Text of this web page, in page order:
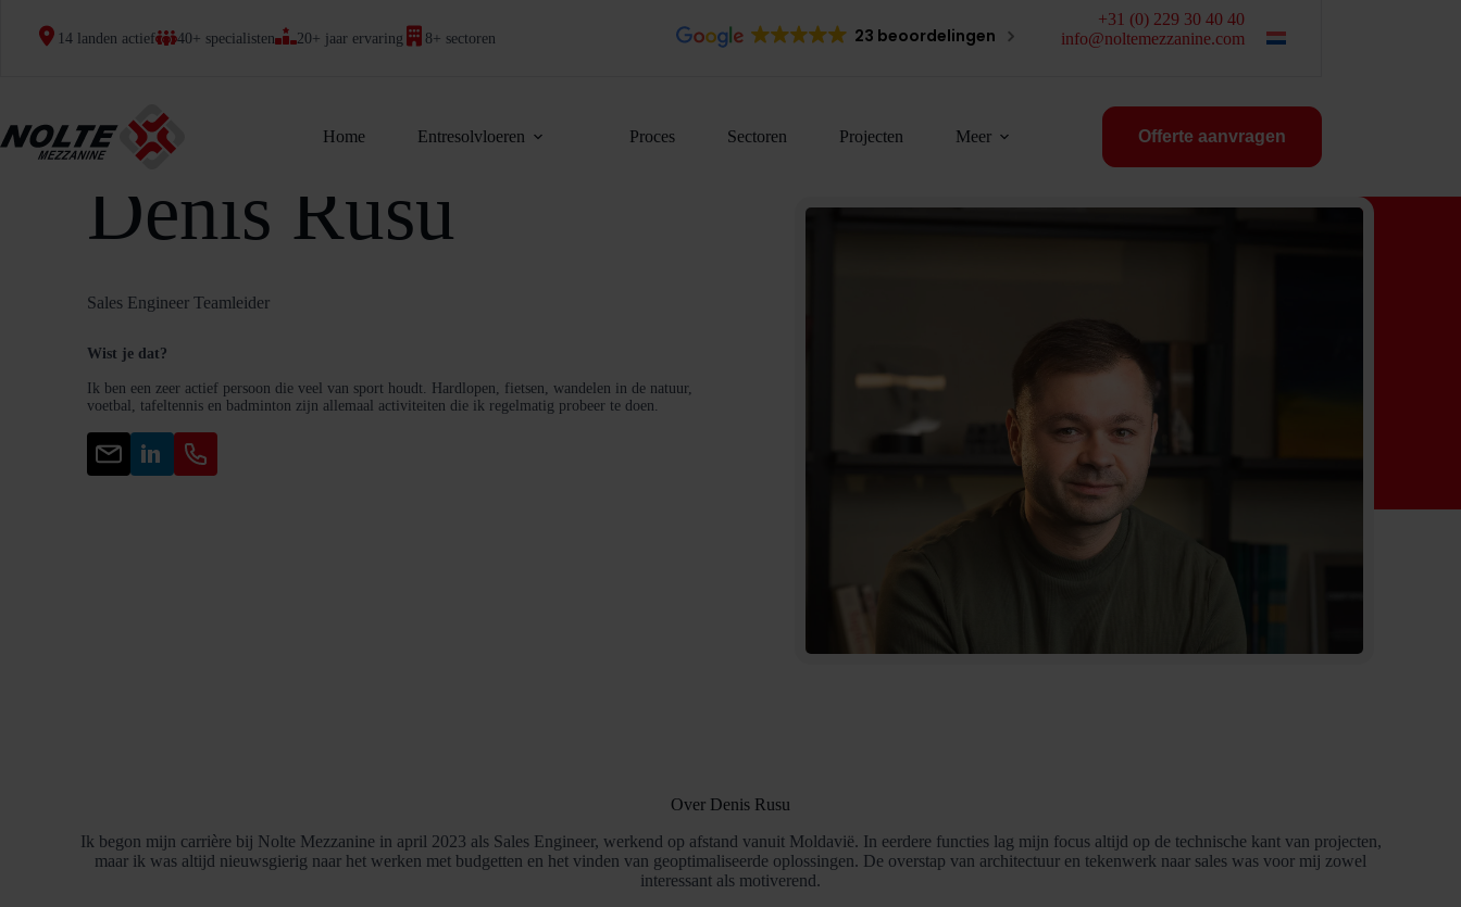
14 landen actief 40+ specialisten 20+ jaar ervaring 8+ sectoren 23 beoordelingen
+31 (0) 229 30 40 40
info@noltemezzanine.com
Home Entresolvloeren Proces Sectoren Projecten Meer Offerte aanvragen
Hallo, ik ben
Denis Rusu
Sales Engineer Teamleider
Wist je dat?
Ik ben een zeer actief persoon die veel van sport houdt. Hardlopen, fietsen, wandelen in de natuur,
voetbal, tafeltennis en badminton zijn allemaal activiteiten die ik regelmatig probeer te doen.
Over Denis Rusu
Ik begon mijn carrière bij Nolte Mezzanine in april 2023 als Sales Engineer, werkend op afstand vanuit Moldavië. In eerdere functies lag mijn focus altijd op de technische kant van projecten,
maar ik was altijd nieuwsgierig naar het werken met budgetten en het vinden van geoptimaliseerde oplossingen. De overstap van architectuur en tekenwerk naar sales was voor mij zowel
interessant als motiverend.